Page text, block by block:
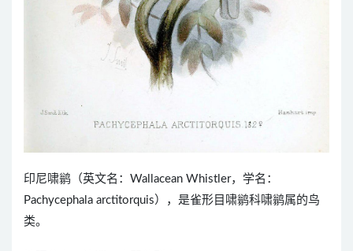
印尼啸鹟（英文名：Wallacean Whistler，学名：
Pachycephala arctitorquis），是雀形目啸鹟科啸鹟属的鸟
类。